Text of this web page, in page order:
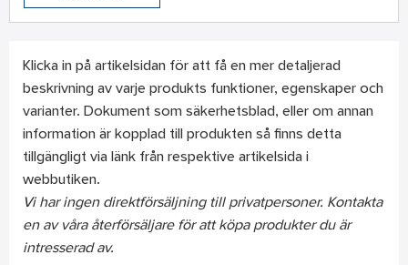
Klicka in på artikelsidan för att få en mer detaljerad
beskrivning av varje produkts funktioner, egenskaper och
varianter. Dokument som säkerhetsblad, eller om annan
information är kopplad till produkten så finns detta
tillgängligt via länk från respektive artikelsida i
webbutiken.
Vi har ingen direktförsäljning till privatpersoner. Kontakta
en av våra återförsäljare för att köpa produkter du är
intresserad av.